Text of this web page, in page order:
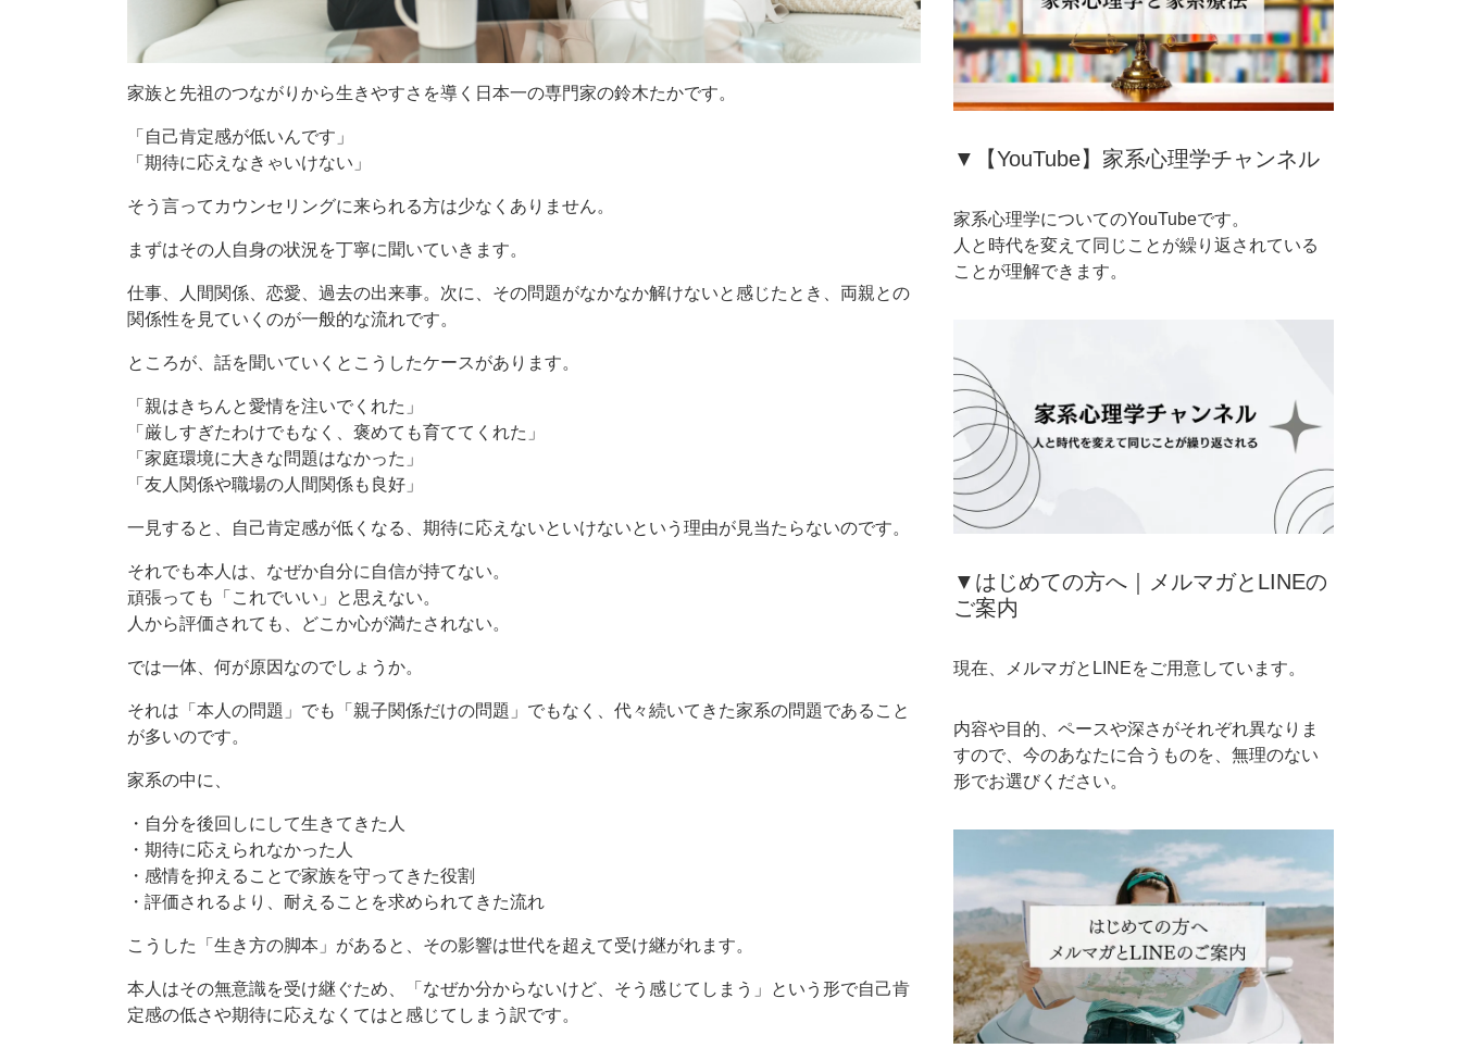
家族と先祖のつながりから生きやすさを導く日本一の専門家の鈴木たかです。
「自己肯定感が低いんです」
「期待に応えなきゃいけない」
そう言ってカウンセリングに来られる方は少なくありません。
まずはその人自身の状況を丁寧に聞いていきます。
仕事、人間関係、恋愛、過去の出来事。次に、その問題がなかなか解けないと感じたとき、両親との
関係性を見ていくのが一般的な流れです。
ところが、話を聞いていくとこうしたケースがあります。
「親はきちんと愛情を注いでくれた」
「厳しすぎたわけでもなく、褒めても育ててくれた」
「家庭環境に大きな問題はなかった」
「友人関係や職場の人間関係も良好」
一見すると、自己肯定感が低くなる、期待に応えないといけないという理由が見当たらないのです。
それでも本人は、なぜか自分に自信が持てない。
頑張っても「これでいい」と思えない。
人から評価されても、どこか心が満たされない。
では一体、何が原因なのでしょうか。
それは「本人の問題」でも「親子関係だけの問題」でもなく、代々続いてきた家系の問題であること
が多いのです。
家系の中に、
・自分を後回しにして生きてきた人
・期待に応えられなかった人
・感情を抑えることで家族を守ってきた役割
・評価されるより、耐えることを求められてきた流れ
こうした「生き方の脚本」があると、その影響は世代を超えて受け継がれます。
本人はその無意識を受け継ぐため、「なぜか分からないけど、そう感じてしまう」という形で自己肯
定感の低さや期待に応えなくてはと感じてしまう訳です。
▼【YouTube】家系心理学チャンネル
家系心理学についてのYouTubeです。
人と時代を変えて同じことが繰り返されている
ことが理解できます。
▼はじめての方へ｜メルマガとLINEの
ご案内
現在、メルマガとLINEをご用意しています。
内容や目的、ペースや深さがそれぞれ異なりま
すので、今のあなたに合うものを、無理のない
形でお選びください。